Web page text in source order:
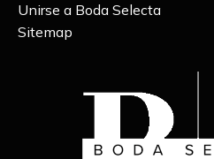
Unirse a Boda Selecta
Sitemap